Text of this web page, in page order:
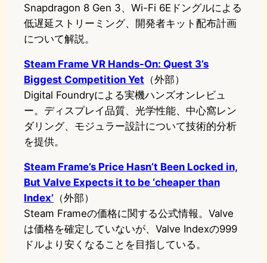
Snapdragon 8 Gen 3、Wi-Fi 6Eドングルによる
低遅延ストリーミング、開発者キット配布計画
について解説。
Steam Frame VR Hands-On: Quest 3’s
Biggest Competition Yet （外部）
Digital Foundryによる実機ハンズオンレビュ
ー。ディスプレイ品質、光学性能、中心窩レン
ダリング、モジュラー設計について技術的分析
を提供。
Steam Frame’s Price Hasn’t Been Locked in,
But Valve Expects it to be ‘cheaper than
Index’ （外部）
Steam Frameの価格に関する公式情報。Valve
は価格を確定していないが、Valve Indexの999
ドルより安くなることを目指している。